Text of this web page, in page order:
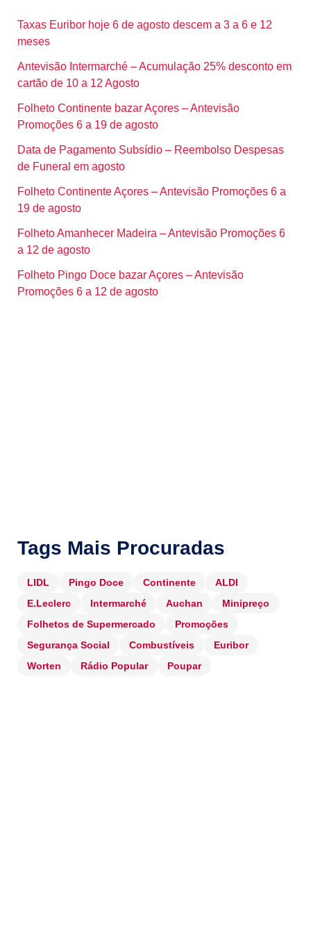
Taxas Euribor hoje 6 de agosto descem a 3 a 6 e 12
meses
Antevisão Intermarché – Acumulação 25% desconto em
cartão de 10 a 12 Agosto
Folheto Continente bazar Açores – Antevisão
Promoções 6 a 19 de agosto
Data de Pagamento Subsídio – Reembolso Despesas
de Funeral em agosto
Folheto Continente Açores – Antevisão Promoções 6 a
19 de agosto
Folheto Amanhecer Madeira – Antevisão Promoções 6
a 12 de agosto
Folheto Pingo Doce bazar Açores – Antevisão
Promoções 6 a 12 de agosto
Tags Mais Procuradas
LIDL Pingo Doce Continente
ALDI
E.Leclerc
Intermarché Auchan
Minipreço
Folhetos de Supermercado
Promoções
Segurança Social
Combustíveis
Euribor
Worten
Rádio Popular Poupar